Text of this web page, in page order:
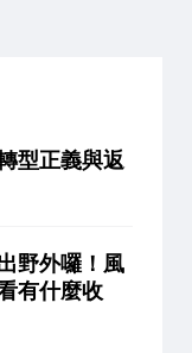
型正義與返
野外囉！風
有什麼收